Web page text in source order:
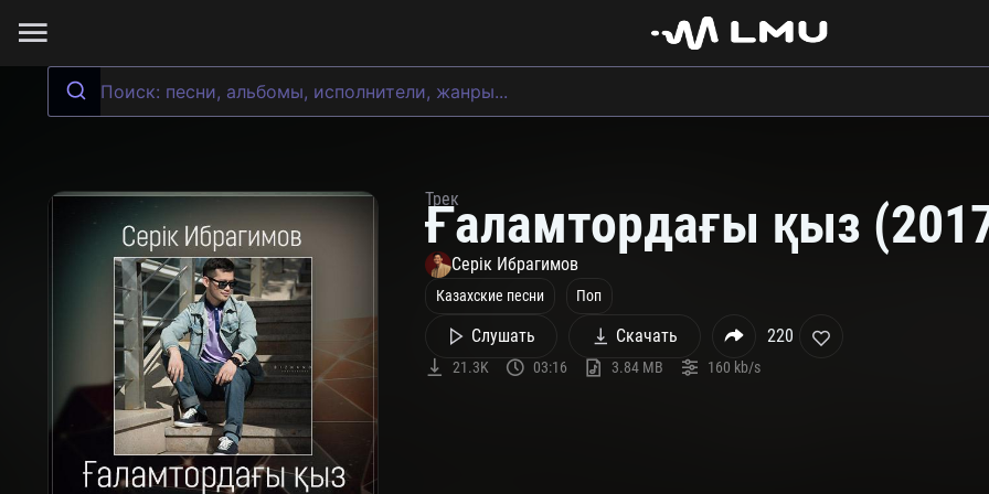
Трек
Ғаламтордағы қыз
Серік Ибрагимов
Казахские песни Поп
Слушать Скачать 220
21.3K 03:16 3.84 MB 160 kb/s